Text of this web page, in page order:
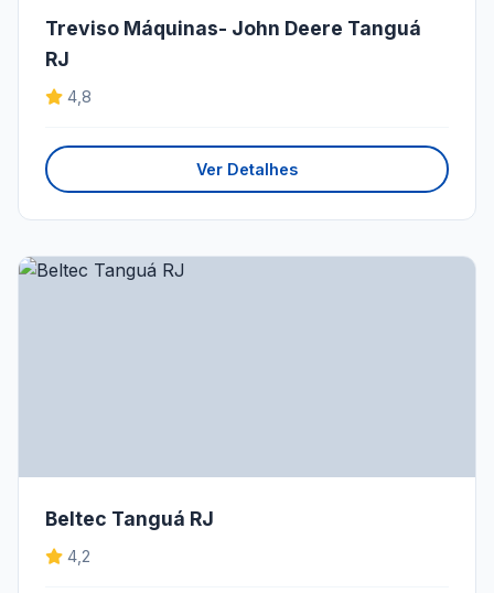
Treviso Máquinas- John Deere Tanguá
RJ
4,8
Ver Detalhes
Beltec Tanguá RJ
4,2